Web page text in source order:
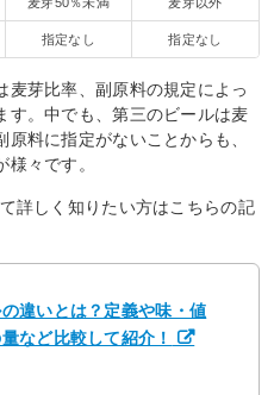
指定なし 指定なし
芽比率、副原料の規定によっ
す。中でも、第三のビールは麦
料に指定がないことからも、
々です。
詳しく知りたい方はこちらの記
違いとは？定義や味・値
など比較して紹介！